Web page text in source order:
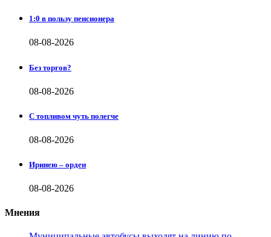
1:0 в пользу пенсионера
08-08-2026
Без торгов?
08-08-2026
С топливом чуть полегче
08-08-2026
Иринею – орден
08-08-2026
Мнения